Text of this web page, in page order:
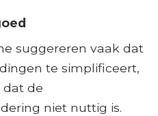
suggereren vaak dat
te simplificeert,
de
niet nuttig is.